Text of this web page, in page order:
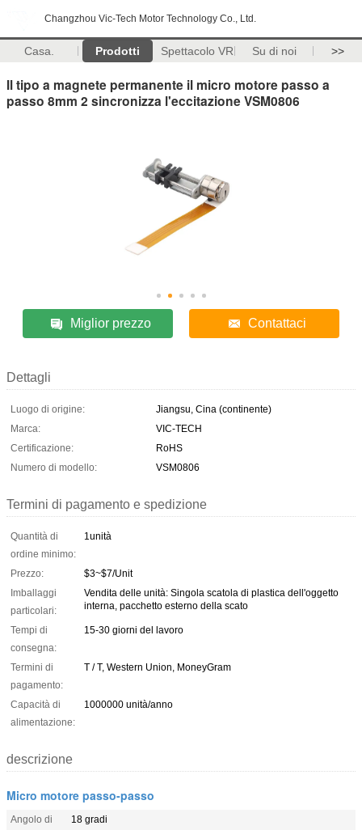
Changzhou Vic-Tech Motor Technology Co., Ltd.
Casa. Prodotti Spettacolo VR Su di noi >>
Il tipo a magnete permanente il micro motore passo a
passo 8mm 2 sincronizza l'eccitazione VSM0806
Miglior prezzo Contattaci
Dettagli
Luogo di origine:
Jiangsu, Cina (continente)
Marca:
VIC-TECH
Certificazione:
RoHS
Numero di modello:
VSM0806
Termini di pagamento e spedizione
Quantità di
ordine minimo:
1unità
Prezzo:
$3~$7/Unit
Imballaggi
particolari:
Vendita delle unità: Singola scatola di plastica dell'oggetto
interna, pacchetto esterno della scato
Tempi di
consegna:
15-30 giorni del lavoro
Termini di
pagamento:
T / T, Western Union, MoneyGram
Capacità di
alimentazione:
1000000 unità/anno
descrizione
Micro motore passo-passo
Angolo di
18 gradi